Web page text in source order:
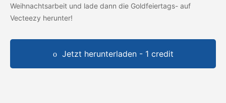
Weihnachtsarbeit und lade dann die Goldfeiertags- auf
Vecteezy herunter!
Jetzt herunterladen - 1 credit